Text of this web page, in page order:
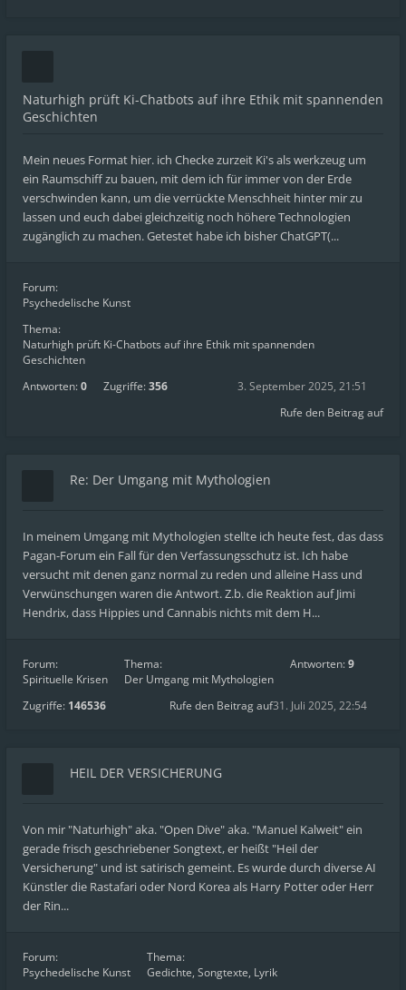
Naturhigh prüft Ki-Chatbots auf ihre Ethik mit spannenden
Geschichten
Mein neues Format hier. ich Checke zurzeit Ki's als werkzeug um
ein Raumschiff zu bauen, mit dem ich für immer von der Erde
verschwinden kann, um die verrückte Menschheit hinter mir zu
lassen und euch dabei gleichzeitig noch höhere Technologien
zugänglich zu machen. Getestet habe ich bisher ChatGPT(...
Forum:
Psychedelische Kunst
Thema:
Naturhigh prüft Ki-Chatbots auf ihre Ethik mit spannenden
Geschichten
Antworten:0 Zugriffe:356
3. September 2025, 21:51
Rufe den Beitrag auf
Re: Der Umgang mit Mythologien
In meinem Umgang mit Mythologien stellte ich heute fest, das dass
Pagan-Forum ein Fall für den Verfassungsschutz ist. Ich habe
versucht mit denen ganz normal zu reden und alleine Hass und
Verwünschungen waren die Antwort. Z.b. die Reaktion auf Jimi
Hendrix, dass Hippies und Cannabis nichts mit dem H...
Forum:
Spirituelle Krisen
Thema:
Der Umgang mit Mythologien
Antworten:9
Zugriffe: 146536 31. Juli 2025, 22:54
Rufe den Beitrag auf
HEIL DER VERSICHERUNG
Von mir "Naturhigh" aka. "Open Dive" aka. "Manuel Kalweit" ein
gerade frisch geschriebener Songtext, er heißt "Heil der
Versicherung" und ist satirisch gemeint. Es wurde durch diverse AI
Künstler die Rastafari oder Nord Korea als Harry Potter oder Herr
der Rin...
Forum:
Psychedelische Kunst
Thema:
Gedichte, Songtexte, Lyrik